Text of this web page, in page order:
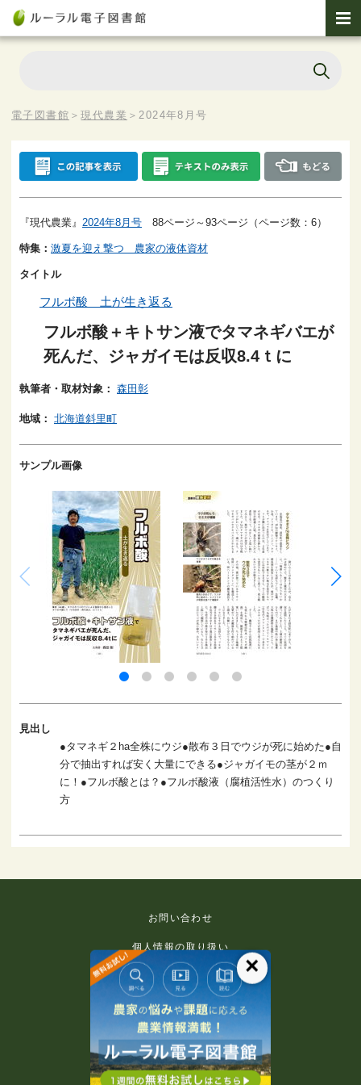
電子図書館 ＞現代農業 ＞2024年8月号
『現代農業』 2024年8月号 88ページ～93ページ（ページ数：6）
特集： 激夏を迎え撃つ 農家の液体資材
タイトル
フルボ酸 土が生き返る
フルボ酸＋キトサン液でタマネギバエが
死んだ、ジャガイモは反収8.4ｔに
執筆者・取材対象： 森田彰
地域： 北海道斜里町
サンプル画像
見出し
●タマネギ２ha全株にウジ●散布３日でウジが死に始めた●自
分で抽出すれば安く大量にできる●ジャガイモの茎が２ｍ
に！●フルボ酸とは？●フルボ酸液（腐植活性水）のつくり
方
お問い合わせ
個人情報の取り扱い
免責事項
利用規約
推奨環境
著作権等について
×